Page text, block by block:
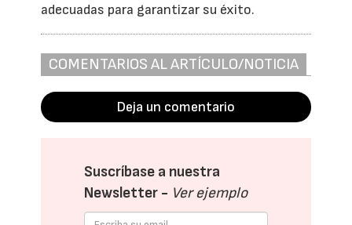
adecuadas para garantizar su éxito.
COMENTARIOS AL ARTÍCULO/NOTICIA
Deja un comentario
Suscríbase a nuestra
Newsletter - Ver ejemplo